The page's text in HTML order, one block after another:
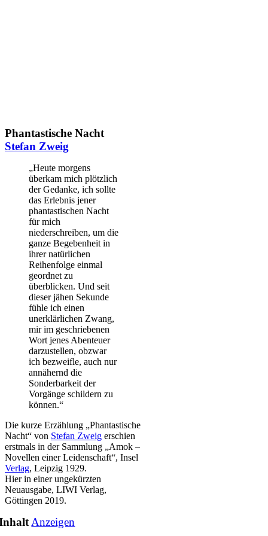
Phantastische Nacht
Stefan Zweig
„Heute morgens
überkam mich plötzlich
der Gedanke, ich sollte
das Erlebnis jener
phantastischen Nacht
für mich
niederschreiben, um die
ganze Begebenheit in
ihrer natürlichen
Reihenfolge einmal
geordnet zu
überblicken. Und seit
dieser jähen Sekunde
fühle ich einen
unerklärlichen Zwang,
mir im geschriebenen
Wort jenes Abenteuer
darzustellen, obzwar
ich bezweifle, auch nur
annähernd die
Sonderbarkeit der
Vorgänge schildern zu
können.“
Die kurze Erzählung „Phantastische
Nacht“ von Stefan Zweig erschien
erstmals in der Sammlung „Amok –
Novellen einer Leidenschaft“, Insel
Verlag, Leipzig 1929.
Hier in einer ungekürzten
Neuausgabe, LIWI Verlag,
Göttingen 2019.
Anzeigen